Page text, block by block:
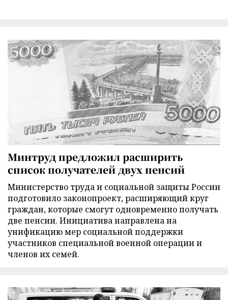
Минтруд предложил расширить
список получателей двух пенсий
Министерство труда и социальной защиты России
подготовило законопроект, расширяющий круг
граждан, которые смогут одновременно получать
две пенсии. Инициатива направлена на
унификацию мер социальной поддержки
участников специальной военной операции и
членов их семей.